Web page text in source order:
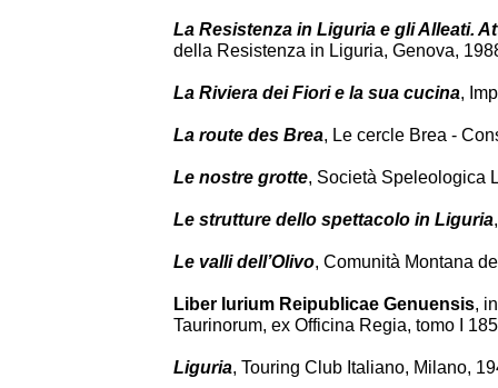
La Resistenza in Liguria e gli Alleati.
della Resistenza in Liguria, Genova,
La Riviera dei Fiori e la sua cucina,
La route des Brea, Le cercle Brea -
Le nostre grotte, Società Speleologica
Le strutture dello spettacolo in Liguria
Le valli dell’Olivo, Comunità Montana
Liber Iurium Reipublicae Genuensis,
Taurinorum, ex Officina Regia, tomo I
Liguria, Touring Club Italiano, Milano,